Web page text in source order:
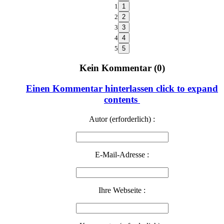
1
2
3
4
5
Kein Kommentar (0)
Einen Kommentar hinterlassen click to expand
contents
Autor (erforderlich) :
E-Mail-Adresse :
Ihre Webseite :